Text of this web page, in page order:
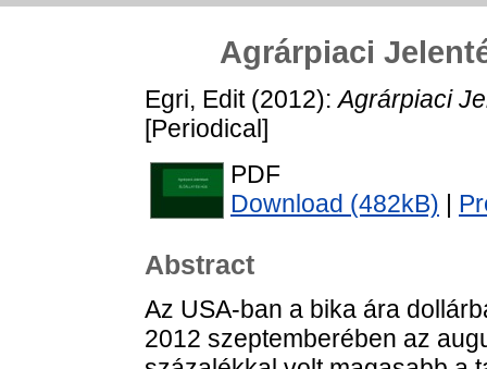
Agrárpiaci
Egri, Edit(2012):Agrárpiaci
[Periodical]
PDF
Download (482kB)
Abstract
Az USA-ban a bika ára
2012 szeptemberében az